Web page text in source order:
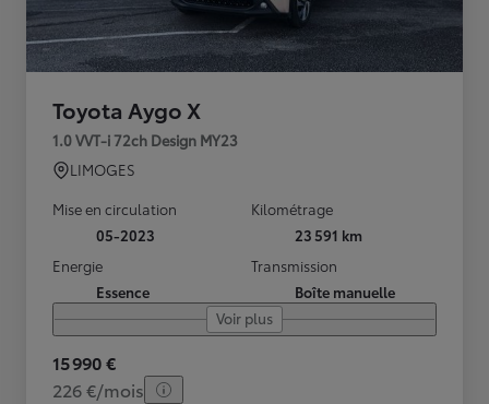
Toyota Aygo X
1.0 VVT-i 72ch Design MY23
LIMOGES
Mise en circulation
05-2023
Kilométrage
23 591 km
Energie
Essence
Transmission
Boîte manuelle
Voir plus
15 990 €
226 €/mois